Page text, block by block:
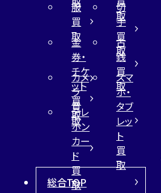
取
服
買
取
切
手
買
取
金
券・
チケ
ット
買
取
古
銭
買
取
カメ
ラ
買
取
スマ
ホ・
タブ
レッ
ト
買
取
テレ
ホン
カー
ド
買
取
総合TOP